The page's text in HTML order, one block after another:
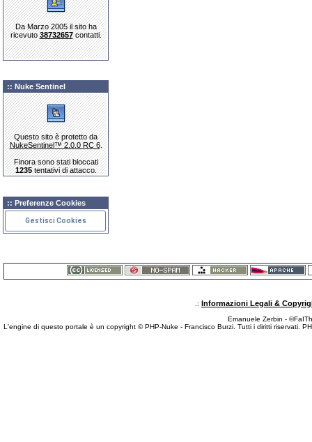
Da Marzo 2005 il sito ha
ricevuto38732657contatti.
:: Nuke Sentinel
Questo sito è protetto da
NukeSentinel™ 2.0.0 RC 6.
Finora sono stati bloccati
1235tentativi di attacco.
:: Preferenze Cookies
Gestisci Cookies
.: Informazioni Legali &
Emanuele Zerbin -
L'engine di questo portale è un copyright © PHP-Nuke - Francisco Burzi. Tutti i diritti riservati.